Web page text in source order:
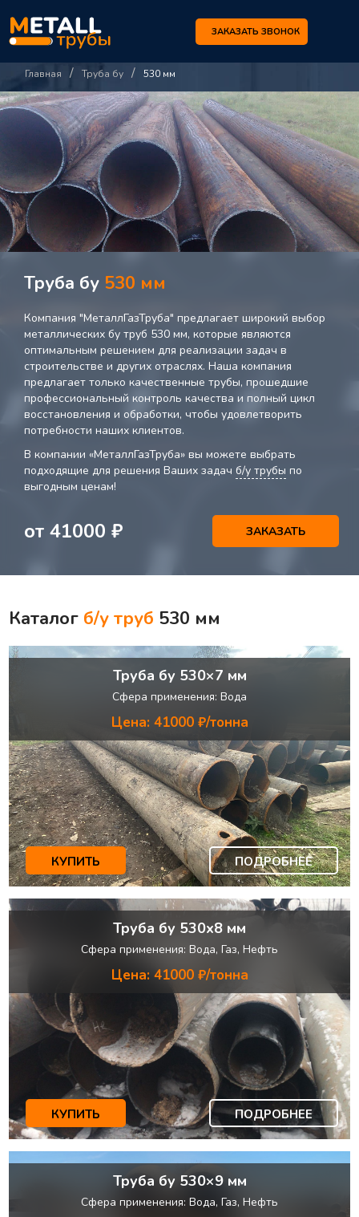
ЗАКАЗАТЬ ЗВОНОК
Главная / Труба бу / 530 мм
Труба бу 530 мм
Компания "МеталлГазТруба" предлагает широкий выбор
металлических бу труб 530 мм, которые являются
оптимальным решением для реализации задач в
строительстве и других отраслях. Наша компания
предлагает только качественные трубы, прошедшие
профессиональный контроль качества и полный цикл
восстановления и обработки, чтобы удовлетворить
потребности наших клиентов.
В компании «МеталлГазТруба» вы можете выбрать
подходящие для решения Ваших задач б/у трубы по
выгодным ценам!
от 41000 ₽ ЗАКАЗАТЬ
Каталог б/у труб 530 мм
Труба бу 530×7 мм
Сфера применения: Вода
Цена: 41000 ₽/тонна
КУПИТЬ ПОДРОБНЕЕ
Труба бу 530х8 мм
Сфера применения: Вода, Газ, Нефть
Цена: 41000 ₽/тонна
КУПИТЬ ПОДРОБНЕЕ
Труба бу 530×9 мм
Сфера применения: Вода, Газ, Нефть